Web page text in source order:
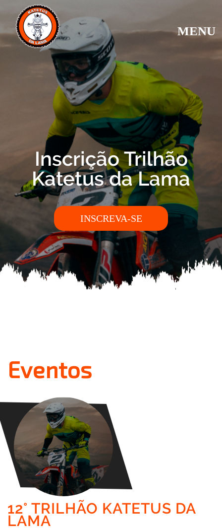
MENU
Inscrição Trilhão
Katetus da Lama
INSCREVA-SE
Eventos
12° TRILHÃO KATETUS DA
LAMA